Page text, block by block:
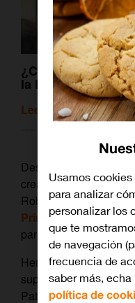
¿Cuál fue el
la Liga de la
Leer artículo
Desde que ‘The
creada por Garth
Robertson, se
Prime Video, la
parar.
Hemos conocido a
superhéroes un tanto
Patriota’
Usamos
para analizar
personalizar los
que te
de navegación
frecuencia de
saber más,
política de